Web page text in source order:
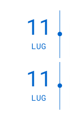
11
LUG
11
LUG